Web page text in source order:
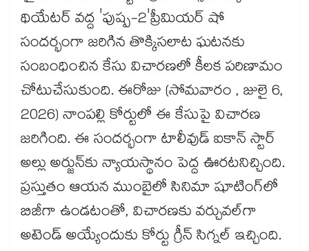
థియేటర్ వద్ద 'పుష్ప-2'ప్రీమియర్ షో
సందర్భంగా జరిగిన తొక్కిసలాట ఘటనకు
సంబంధించిన కేసు విచారణలో కీలక పరిణామం
చోటుచేసుకుంది. ఈరోజు (సోమవారం , జులై 6,
2026) నాంపల్లి కోర్టులో ఈ కేసుపై విచారణ
జరిగింది. ఈ సందర్భంగా టాలీవుడ్ ఐకాన్ స్టార్
అల్లు అర్జున్‌కు న్యాయస్థానం పెద్ద ఊరటనిచ్చింది.
ప్రస్తుతం ఆయన ముంబైలో సినిమా షూటింగ్‌లో
బిజీగా ఉండటంతో, విచారణకు వర్చువల్‌గా
అటెండ్ అయ్యేందుకు కోర్టు గ్రీన్ సిగ్నల్ ఇచ్చింది.